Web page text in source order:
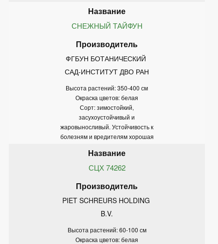
СНЕЖНЫЙ ТАЙФУН
ФГБУН БОТАНИЧЕСКИЙ
САД-ИНСТИТУТ ДВО РАН
Высота растений: 350-400 см
Окраска цветов: белая
Сорт: зимостойкий,
засухоустойчивый и
жаровыносливый. Устойчивость к
болезням и вредителям хорошая
СЦХ 74262
PIET SCHREURS HOLDING
B.V.
Высота растений: 60-100 см
Окраска цветов: белая